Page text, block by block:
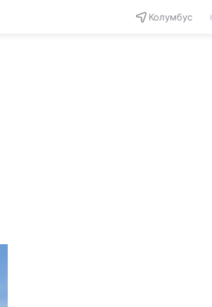
Колумбус